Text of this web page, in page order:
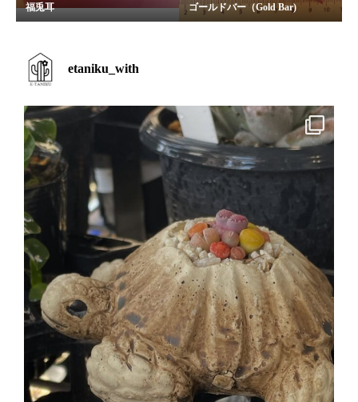
福兎耳 ゴールドバー（Gold Bar)
etaniku_with